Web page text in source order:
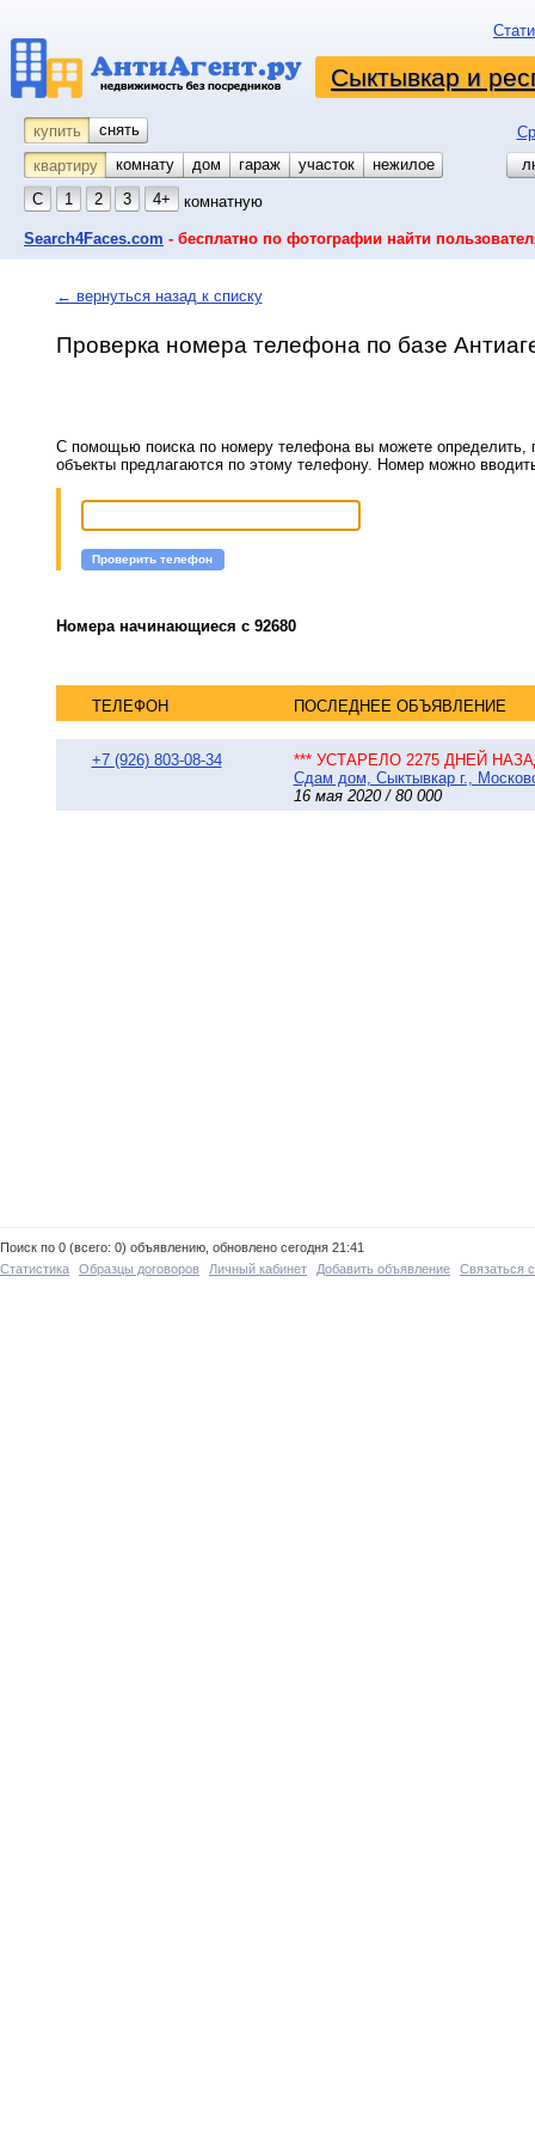
Сыктывкар и
купить снять
квартиру
комнату койко-место
дом гараж участок
нежилое
С
1 2 3 4+ комнатную
Search4Faces.com - бесплатно по фотографии найти
← вернуться назад к списку
Проверка номера телефона по базе
С помощью поиска по номеру телефона вы можете определить,
объекты предлагаются по этому телефону. Номер можно
Проверить телефон
Номера начинающиеся с 92680
ТЕЛЕФОН ПОСЛЕДНЕЕ ОБЪЯВЛЕНИЕ
+7 (926) 803-08-34
*** УСТАРЕЛО 2275 ДНЕЙ
Сдам дом, Сыктывкар г.,
16 мая 2020 / 80 000
Поиск по 0 (всего: 0) объявлению, обновлено сегодня 21:41
Статистика
Образцы договоров Личный кабинет Добавить объявление Связаться